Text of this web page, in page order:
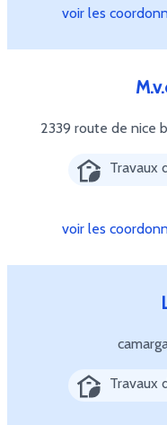
voir les
2339 route de nice
Travaux
voir les
Travaux